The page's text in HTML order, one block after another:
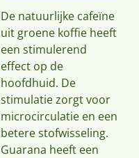
De natuurlijke cafeïne
uit groene koffie heeft
een stimulerend
effect op de
hoofdhuid. De
stimulatie zorgt voor
microcirculatie en een
betere stofwisseling.
Guarana heeft een